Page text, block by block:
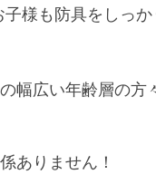
様も防具をしっ
幅広い年齢層の
ありません！